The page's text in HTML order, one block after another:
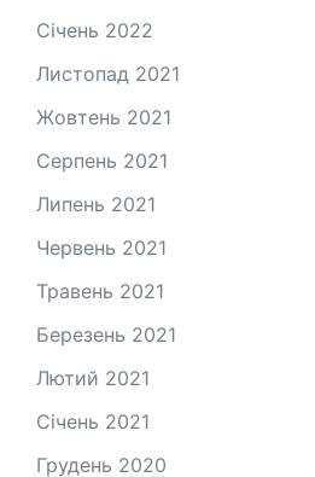
Січень 2022
Листопад 2021
Жовтень 2021
Серпень 2021
Липень 2021
Червень 2021
Травень 2021
Березень 2021
Лютий 2021
Січень 2021
Грудень 2020